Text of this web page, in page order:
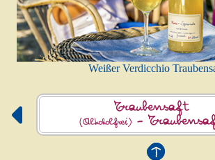
Weißer Verdicchio
Traubensaft
(Alkoholfrei)-